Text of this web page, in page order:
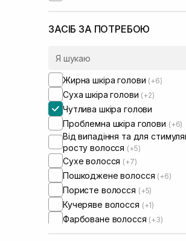
ЗАСІБ ЗА ПОТРЕБОЮ
Жирна шкіра голови (+6)
Суха шкіра голови (+2)
Чутлива шкіра голови
Проблемна шкіра голови (+6)
Від випадіння та для
росту волосся (+5)
Сухе волосся (+7)
Пошкоджене волосся (+6)
Пористе волосся (+5)
Кучеряве волосся (+1)
Фарбоване волосся (+3)
Тонке волосся(+8)